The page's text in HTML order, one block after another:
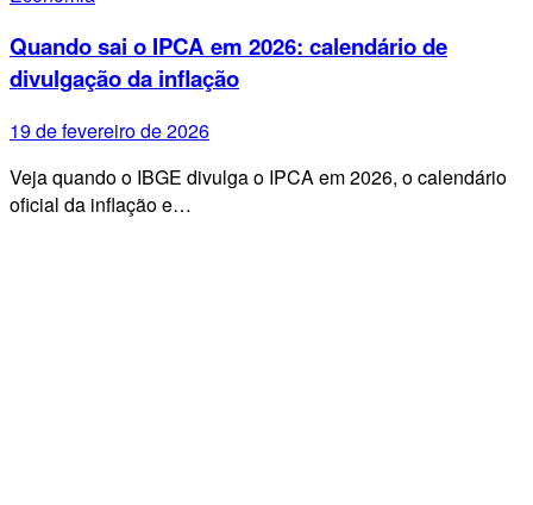
Quando sai o IPCA em 2026: calendário de
divulgação da inflação
19 de fevereiro de 2026
Veja quando o IBGE divulga o IPCA em 2026, o calendário
oficial da inflação e…